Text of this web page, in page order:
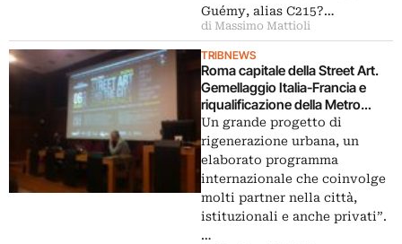
Guémy, alias C215?…
di Massimo Mattioli
TRIBNEWS
Roma capitale della Street Art.
Gemellaggio Italia-Francia e
riqualificazione della Metro
Spagna con il progetto
Avanguardie Urbane: gli
organizzatori lo presentano nel
video di Artribune
Un grande progetto di
rigenerazione urbana, un
elaborato programma
internazionale che coinvolge
molti partner nella città,
istituzionali e anche privati”.
…